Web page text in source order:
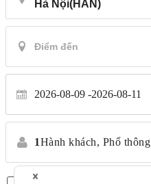
2026-08-09 2026-08-11
1Hành khách, Phổ thông